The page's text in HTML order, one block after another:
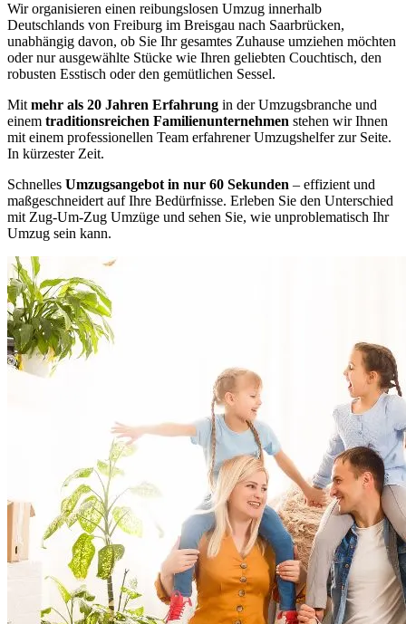
Wir organisieren einen reibungslosen Umzug innerhalb
Deutschlands von Freiburg im Breisgau nach Saarbrücken,
unabhängig davon, ob Sie Ihr gesamtes Zuhause umziehen möchten
oder nur ausgewählte Stücke wie Ihren geliebten Couchtisch, den
robusten Esstisch oder den gemütlichen Sessel.
Mit mehr als 20 Jahren Erfahrung in der Umzugsbranche und
einem traditionsreichen Familienunternehmen stehen wir Ihnen
mit einem professionellen Team erfahrener Umzugshelfer zur Seite.
In kürzester Zeit.
Schnelles Umzugsangebot in nur 60 Sekunden – effizient und
maßgeschneidert auf Ihre Bedürfnisse. Erleben Sie den Unterschied
mit Zug-Um-Zug Umzüge und sehen Sie, wie unproblematisch Ihr
Umzug sein kann.